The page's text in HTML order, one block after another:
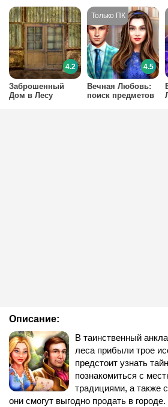
Описание:
В таинственный
леса прибыли трое
предстоит узнать
познакомиться с
традициями, а также
они смогут выгодно продать в
Вечная Любовь:
поиск предметов
4.5
Заброшенный
Дом в Лесу
4.2